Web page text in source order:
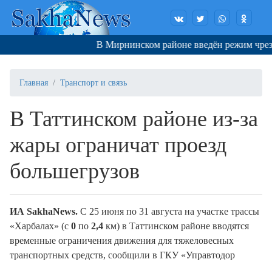
В Мирнинском районе введён режим
Главная Транспорт и связь
В Таттинском районе из-за
жары ограничат проезд
большегрузов
ИА SakhaNews. С 25 июня по 31 августа на участке трассы
«Харбалах» (с 0 по 2,4 км) в Таттинском районе вводятся
временные ограничения движения для тяжеловесных
транспортных средств, сообщили в ГКУ «Управтодор